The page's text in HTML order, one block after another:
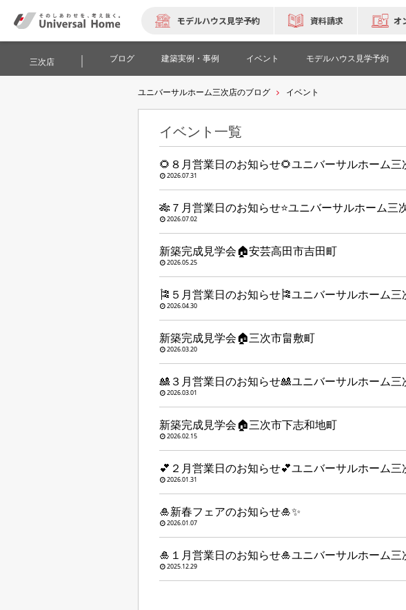
モデルハウス見学予約 資料請求 オ
三次店 ブログ 建築実例・事例 イベント モデルハウス見学予約
ユニバーサルホーム三次店のブログ イベント
イベント一覧
🌻８月営業日のお知らせ🌻ユニバーサルホーム三
2026.07.31
🎋７月営業日のお知らせ⭐ユニバーサルホーム三
2026.07.02
新築完成見学会🏠安芸高田市吉田町
2026.05.25
🎏５月営業日のお知らせ🎏ユニバーサルホーム三
2026.04.30
新築完成見学会🏠三次市畠敷町
2026.03.20
🎎３月営業日のお知らせ🎎ユニバーサルホーム三
2026.03.01
新築完成見学会🏠三次市下志和地町
2026.02.15
💕２月営業日のお知らせ💕ユニバーサルホーム三
2026.01.31
🎍新春フェアのお知らせ🎍✨
2026.01.07
🎍１月営業日のお知らせ🎍ユニバーサルホーム三
2025.12.29